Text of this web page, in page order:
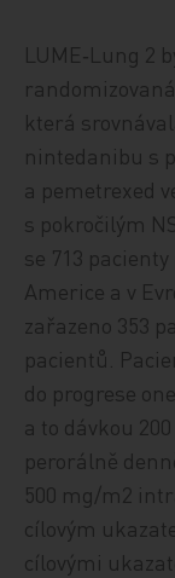
LUME‑Lung 2
která
nintedanibu s
a pemetrexed
s pokročilým
se 713
Americe a v
zařazeno 353
pacientů.
do progrese
a to dávkou
perorálně
500 mg/m2
cílovým
cílovými